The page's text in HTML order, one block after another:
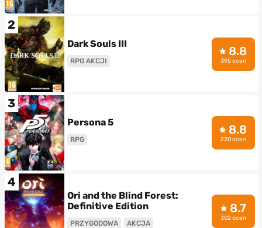
2
Dark Souls III
RPG AKCJI
8.8
395 ocen
3
Persona 5
RPG
8.8
220 ocen
4
Ori and the Blind Forest:
Definitive Edition
PRZYGODOWA AKCJA
8.7
302 ocen